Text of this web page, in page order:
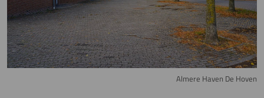
Almere Haven De Hoven